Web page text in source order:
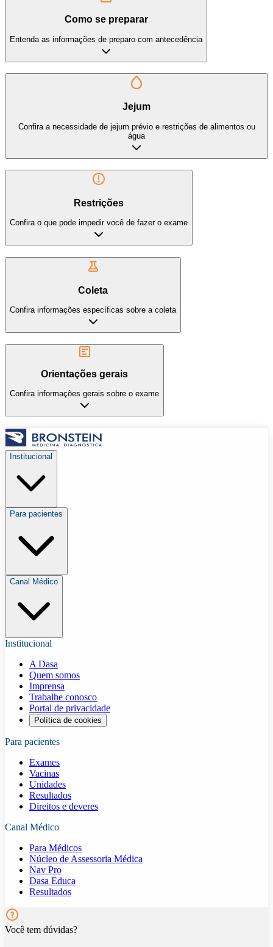
Como se preparar
Entenda as informações de preparo com antecedência
Jejum
Confira a necessidade de jejum prévio e restrições de alimentos ou
água
Restrições
Confira o que pode impedir você de fazer o exame
Coleta
Confira informações específicas sobre a coleta
Orientações gerais
Confira informações gerais sobre o exame
Institucional
Para pacientes
Canal Médico
Institucional
A Dasa
Quem somos
Imprensa
Trabalhe conosco
Portal de privacidade
Política de cookies
Para pacientes
Exames
Vacinas
Unidades
Resultados
Direitos e deveres
Canal Médico
Para Médicos
Núcleo de Assessoria Médica
Nav Pro
Dasa Educa
Resultados
Você tem dúvidas?